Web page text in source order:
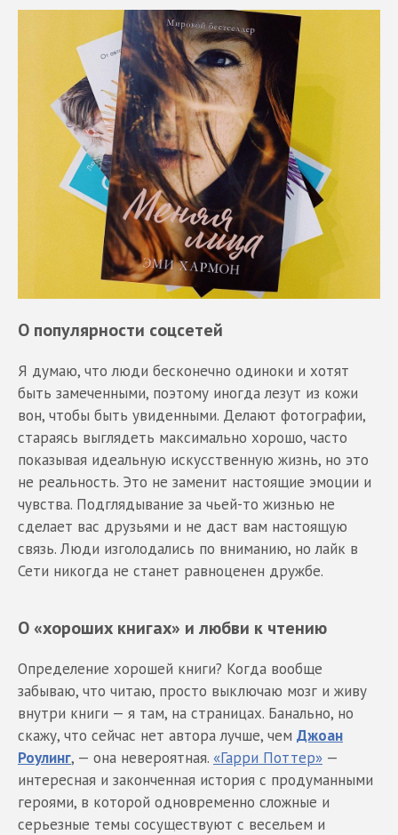
О популярности соцсетей
Я думаю, что люди бесконечно одиноки и хотят
быть замеченными, поэтому иногда лезут из кожи
вон, чтобы быть увиденными. Делают фотографии,
стараясь выглядеть максимально хорошо, часто
показывая идеальную искусственную жизнь, но это
не реальность. Это не заменит настоящие эмоции и
чувства. Подглядывание за чьей-то жизнью не
сделает вас друзьями и не даст вам настоящую
связь. Люди изголодались по вниманию, но лайк в
Сети никогда не станет равноценен дружбе.
О «хороших книгах» и любви к чтению
Определение хорошей книги? Когда вообще
забываю, что читаю, просто выключаю мозг и живу
внутри книги — я там, на страницах. Банально, но
скажу, что сейчас нет автора лучше, чем Джоан
Роулинг, — она невероятная. «Гарри Поттер» —
интересная и законченная история с продуманными
героями, в которой одновременно сложные и
серьезные темы сосуществуют с весельем и